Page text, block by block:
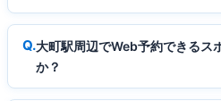
大町駅周辺でWeb予約できるス
か？